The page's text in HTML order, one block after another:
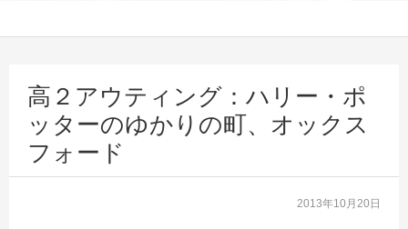
高２アウティング：ハリー・ポ
ッターのゆかりの町、オックス
フォード
2013年10月20日